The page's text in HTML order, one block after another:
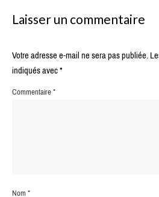
Laisser un commentaire
Votre adresse e-mail ne sera pas publiée.
indiqués avec*
Commentaire*
Nom*